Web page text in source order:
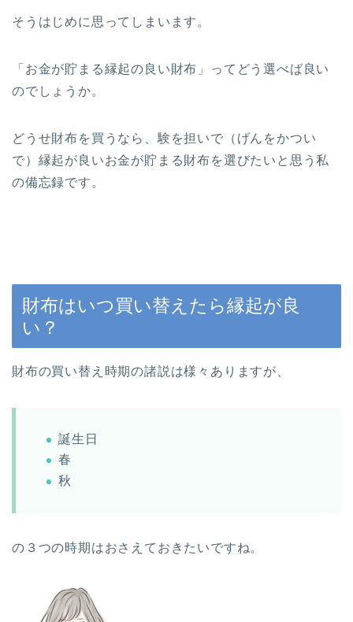
そうはじめに思ってしまいます。
「お金が貯まる縁起の良い財布」ってどう選べば良い
のでしょうか。
どうせ財布を買うなら、験を担いで（げんをかつい
で）縁起が良いお金が貯まる財布を選びたいと思う私
の備忘録です。
財布はいつ買い替えたら縁起が良
い？
財布の買い替え時期の諸説は様々ありますが、
誕生日
春
秋
の３つの時期はおさえておきたいですね。